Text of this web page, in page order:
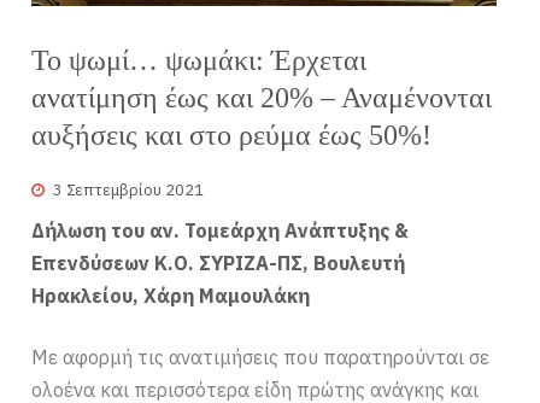
Το ψωμί… ψωμάκι: Έρχεται
ανατίμηση έως και 20% – Αναμένονται
αυξήσεις και στο ρεύμα έως 50%!
3 Σεπτεμβρίου 2021
Δήλωση του αν. Τομεάρχη Ανάπτυξης &
Επενδύσεων Κ.Ο. ΣΥΡΙΖΑ-ΠΣ, Βουλευτή
Ηρακλείου, Χάρη Μαμουλάκη
Με αφορμή τις ανατιμήσεις που παρατηρούνται σε
ολοένα και περισσότερα είδη πρώτης ανάγκης και